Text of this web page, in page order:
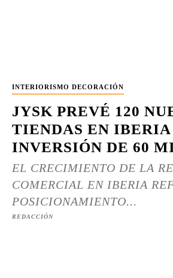
INTERIORISMO DECORACIÓN
JYSK PREVÉ 120
TIENDAS EN IBERIA
INVERSIÓN DE 60
EL CRECIMIENTO DE LA
COMERCIAL EN IBERIA
POSICIONAMIENTO...
REDACCIÓN